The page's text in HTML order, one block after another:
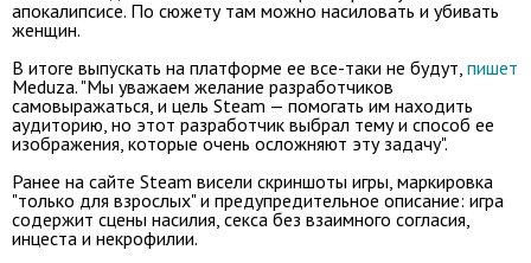
апокалипсисе. По сюжету там можно насиловать и убивать
женщин.
В итоге выпускать на платформе ее все-таки не будут, пишет
Meduza. "Мы уважаем желание разработчиков
самовыражаться, и цель Steam — помогать им находить
аудиторию, но этот разработчик выбрал тему и способ ее
изображения, которые очень осложняют эту задачу".
Ранее на сайте Steam висели скриншоты игры, маркировка
"только для взрослых" и предупредительное описание: игра
содержит сцены насилия, секса без взаимного согласия,
инцеста и некрофилии.